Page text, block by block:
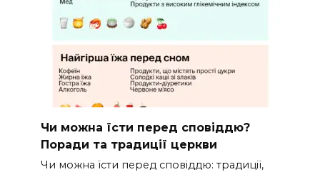
Чи можна їсти перед сповіддю?
Поради та традиції церкви
Чи можна їсти перед сповіддю: традиції,